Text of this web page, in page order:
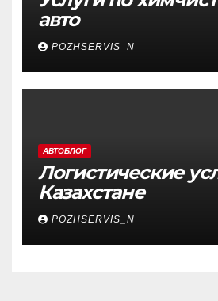
авто
POZHSERVIS_N
АВТОБЛОГ
Логистические
Казахстане
POZHSERVIS_N